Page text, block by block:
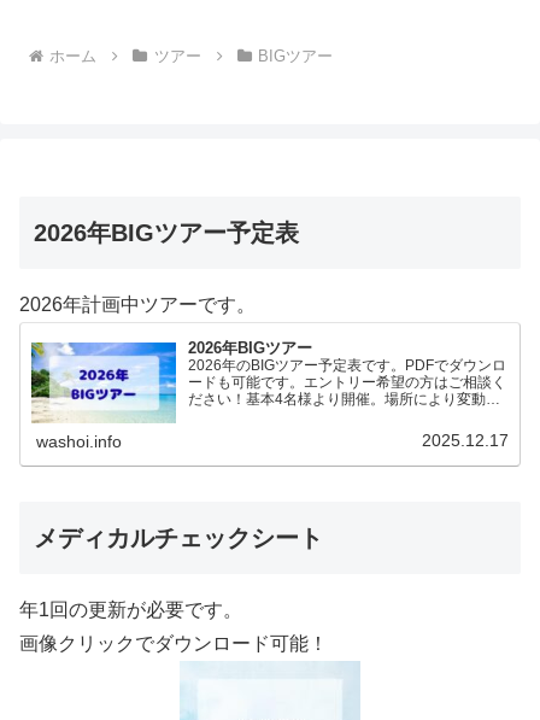
ホーム ツアー BIGツアー
2026年BIGツアー予定表
2026年計画中ツアーです。
2026年BIGツアー
2026年のBIGツアー予定表です。PDFでダウンロ
ードも可能です。エントリー希望の方はご相談く
ださい！基本4名様より開催。場所により変動あ
（12.19更新）ダウンロードPDFでアップロード
washoi.info 2025.12.17
メディカルチェックシート
年1回の更新が必要です。
画像クリックでダウンロード可能！